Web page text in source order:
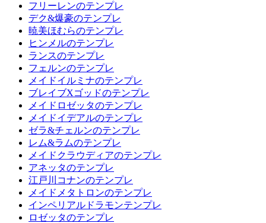
フリーレンのテンプレ
デク&爆豪のテンプレ
暁美ほむらのテンプレ
ヒンメルのテンプレ
ランスのテンプレ
フェルンのテンプレ
メイドイルミナのテンプレ
ブレイブXゴッドのテンプレ
メイドロゼッタのテンプレ
メイドイデアルのテンプレ
ゼラ&チェルンのテンプレ
レム&ラムのテンプレ
メイドクラウディアのテンプレ
アネッタのテンプレ
江戸川コナンのテンプレ
メイドメタトロンのテンプレ
インペリアルドラモンテンプレ
ロゼッタのテンプレ